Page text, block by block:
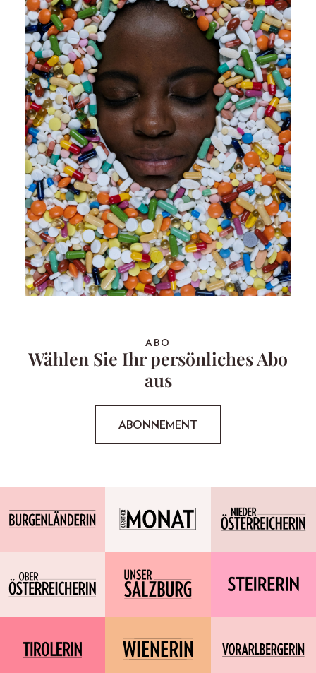
ABO
Wählen Sie Ihr persönliches Abo
aus
ABONNEMENT